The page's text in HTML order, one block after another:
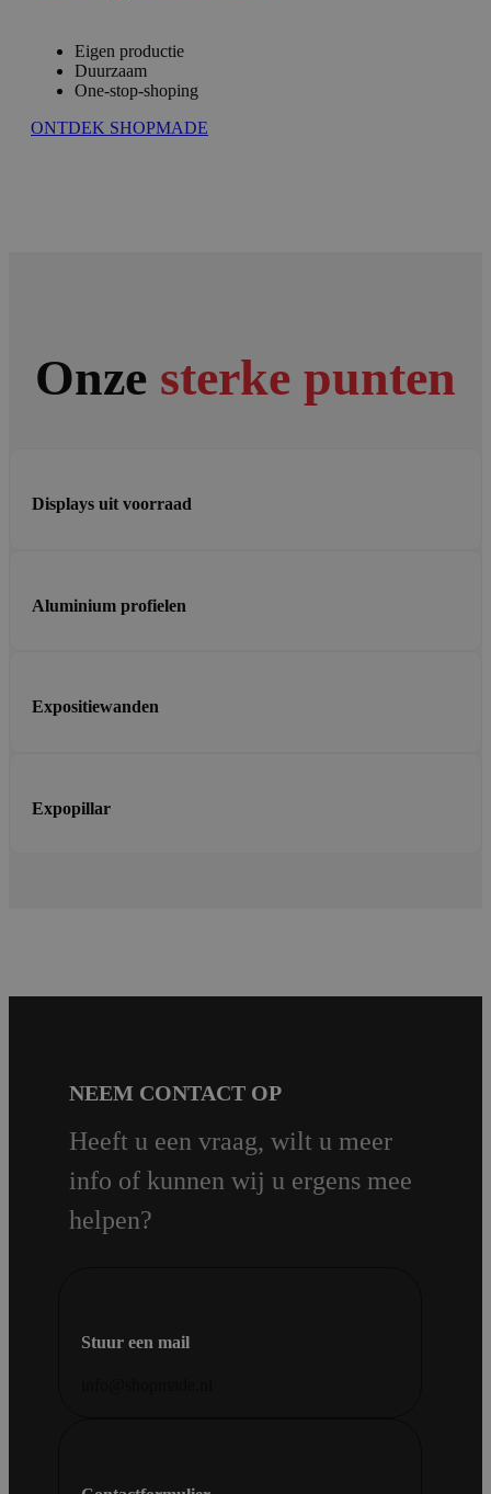
Eigen productie
Duurzaam
One-stop-shoping
ONTDEK SHOPMADE
Onze sterke punten
Displays uit voorraad
Aluminium profielen
Expositiewanden
Expopillar
NEEM CONTACT OP
Heeft u een vraag, wilt u meer
info of kunnen wij u ergens mee
helpen?
Stuur een mail